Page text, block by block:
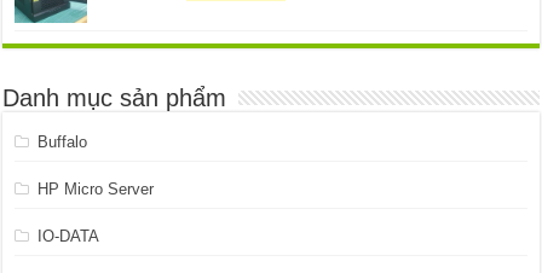
4.899.999 ₫.
là:
Danh mục sản phẩm
Buffalo
HP Micro Server
IO-DATA